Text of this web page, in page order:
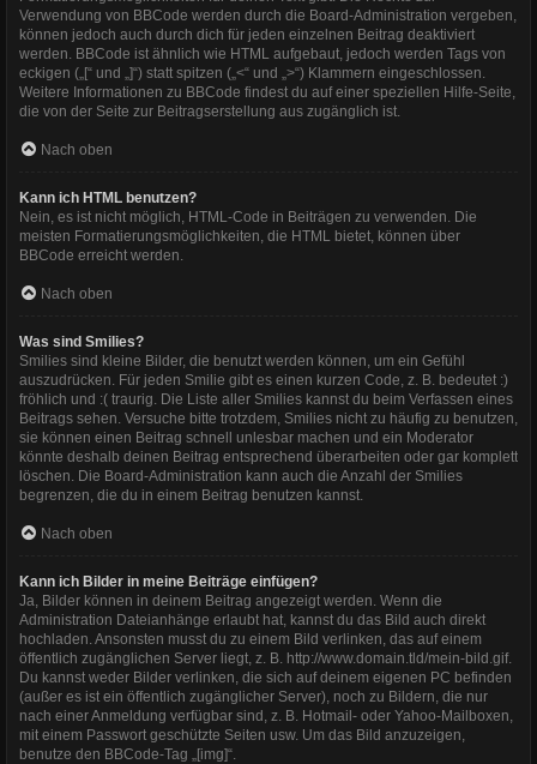
Verwendung von BBCode werden durch die Board-Administration vergeben,
können jedoch auch durch dich für jeden einzelnen Beitrag deaktiviert
werden. BBCode ist ähnlich wie HTML aufgebaut, jedoch werden Tags von
eckigen („[“ und „]“) statt spitzen („<“ und „>“) Klammern eingeschlossen.
Weitere Informationen zu BBCode findest du auf einer speziellen Hilfe-Seite,
die von der Seite zur Beitragserstellung aus zugänglich ist.
Nach oben
Kann ich HTML benutzen?
Nein, es ist nicht möglich, HTML-Code in Beiträgen zu verwenden. Die
meisten Formatierungsmöglichkeiten, die HTML bietet, können über
BBCode erreicht werden.
Nach oben
Was sind Smilies?
Smilies sind kleine Bilder, die benutzt werden können, um ein Gefühl
auszudrücken. Für jeden Smilie gibt es einen kurzen Code, z. B. bedeutet :)
fröhlich und :( traurig. Die Liste aller Smilies kannst du beim Verfassen eines
Beitrags sehen. Versuche bitte trotzdem, Smilies nicht zu häufig zu benutzen,
sie können einen Beitrag schnell unlesbar machen und ein Moderator
könnte deshalb deinen Beitrag entsprechend überarbeiten oder gar komplett
löschen. Die Board-Administration kann auch die Anzahl der Smilies
begrenzen, die du in einem Beitrag benutzen kannst.
Nach oben
Kann ich Bilder in meine Beiträge einfügen?
Ja, Bilder können in deinem Beitrag angezeigt werden. Wenn die
Administration Dateianhänge erlaubt hat, kannst du das Bild auch direkt
hochladen. Ansonsten musst du zu einem Bild verlinken, das auf einem
öffentlich zugänglichen Server liegt, z. B. http://www.domain.tld/mein-bild.gif.
Du kannst weder Bilder verlinken, die sich auf deinem eigenen PC befinden
(außer es ist ein öffentlich zugänglicher Server), noch zu Bildern, die nur
nach einer Anmeldung verfügbar sind, z. B. Hotmail- oder Yahoo-Mailboxen,
mit einem Passwort geschützte Seiten usw. Um das Bild anzuzeigen,
benutze den BBCode-Tag „[img]“.